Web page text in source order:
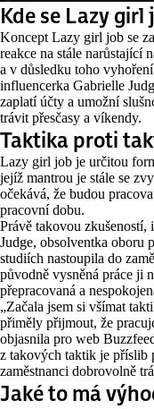
Kde se Lazy girl
Koncept Lazy girl job se
reakce na stále narůstající
a v důsledku toho
influencerka Gabrielle
zaplatí účty a umožní
trávit přesčasy a víkendy.
Taktika proti
Lazy girl job je určitou
jejíž mantrou je stále se
očekává, že budou
pracovní dobu.
Právě takovou
Judge, obsolventka oboru
studiích nastoupila do
původně vysněná práce ji
přepracovaná a
„Začala jsem si všímat
přiměly přijmout, že
objasnila pro web
z takových taktik je příslib
zaměstnanci dobrovolně
Jaké to má